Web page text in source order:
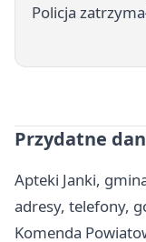
Policja
Przydatne
Apteki Janki,
adresy, telefony,
Komenda